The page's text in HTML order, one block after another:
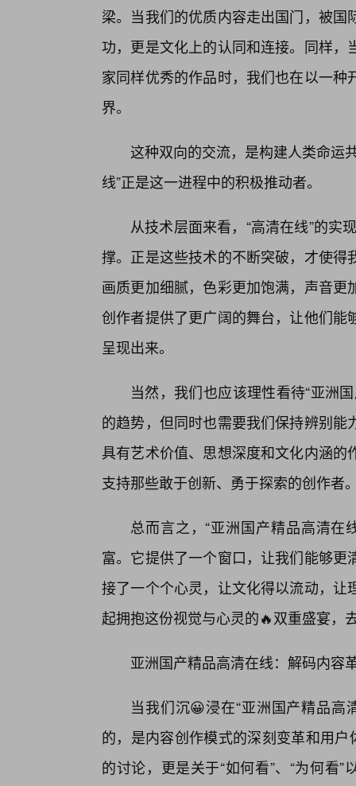
梁。当我们的优质内容走出国门，被
功，更是文化上的认同和连接。同样
家同样优秀的作品时，我们也在以一
界。
这种双向的交流，是构建人类命运
线”正是这一进程中的积极推动者。
从技术层面来看，“高清在线”的实
撑。正是这些技术的不断突破，才使
画质更加细腻，色彩更加饱满，声音
创作者提供了更广阔的舞台，让他们
呈现出来。
当然，我们也应该理性看待“亚洲
的趋势，但同时也需要我们保持辨别
具有艺术价值、思想深度和文化内涵
支持那些敢于创新、勇于探索的创作者
总而言之，“亚洲国产精品高清在
富。它提供了一个窗口，让我们能够
接了一个个心灵，让文化得以流动，
起拥抱这份视觉与心灵的🔥双重盛宴，
亚洲国产精品高清在线：解码内容
当我们沉😀浸在“亚洲国产精品高
的，是内容创作模式的深刻变革和用
的讨论，更是关于“如何看”、“为何看